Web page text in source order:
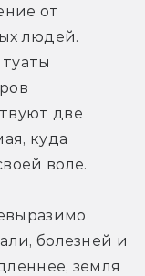
от
людей.
две
куда
воле.
болезней и
земля